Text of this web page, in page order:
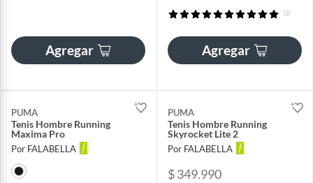
Agregar
(2)
Agregar
PUMA
Tenis Hombre Running
Maxima Pro
Por FALABELLA
PUMA
Tenis Hombre Running
Skyrocket Lite 2
Por FALABELLA
$ 349.990